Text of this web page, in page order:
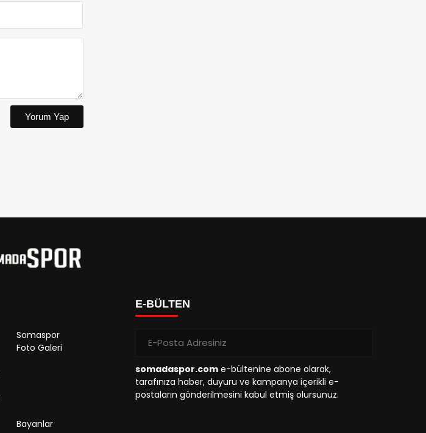
Yorum Yap
Somaspor
Foto Galeri
Bayanlar
E-BÜLTEN
somadaspor.com e-bültenine abone olarak,
tarafınıza haber, duyuru ve kampanya içerikli e-
postaların gönderilmesini kabul etmiş olursunuz.